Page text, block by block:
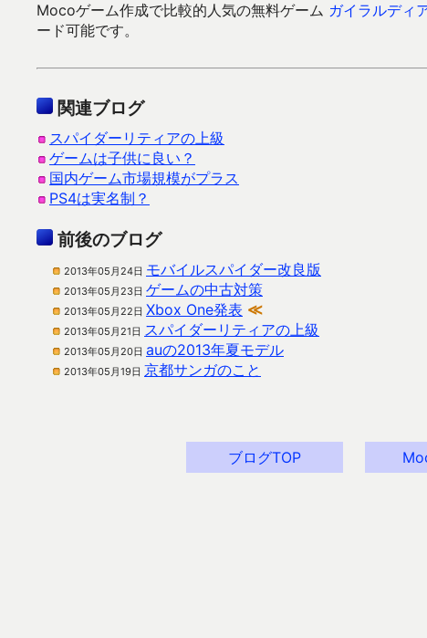
Mocoゲーム作成で比較的人気の無料ゲーム ガイラルディ
ード可能です。
関連ブログ
スパイダーリティアの上級
ゲームは子供に良い？
国内ゲーム市場規模がプラス
PS4は実名制？
前後のブログ
2013年05月24日 モバイルスパイダー改良版
2013年05月23日 ゲームの中古対策
2013年05月22日 Xbox One発表 ≪
2013年05月21日 スパイダーリティアの上級
2013年05月20日 auの2013年夏モデル
2013年05月19日 京都サンガのこと
ブログTOP